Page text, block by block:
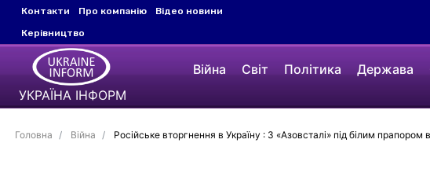
Контакти Про компанію
Відео новини
Керівництво
УКРАЇНА ІНФОРМ
Війна Світ Політика Держава
Головна Війна Російське вторгнення в Україну : З «Азовсталі» під білим прапором